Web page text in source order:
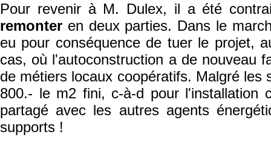
Pour revenir à M. Dulex, il a été
remonter en deux parties. Dans le
eu pour conséquence de tuer le projet,
cas, où l'autoconstruction a de nouveau
de métiers locaux coopératifs. Malgré
800.- le m2 fini, c-à-d pour l'installation
partagé avec les autres agents
supports !